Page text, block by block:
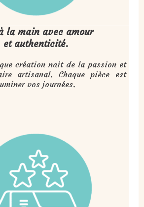
la main avec amour
et authenticité.
création nait de la passion et
artisanal. Chaque pièce est
vos journées.